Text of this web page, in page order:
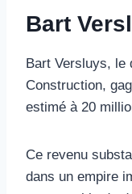
Bart
Bart Versluys, le
Construction,
estimé à 20
Ce revenu
dans un empire